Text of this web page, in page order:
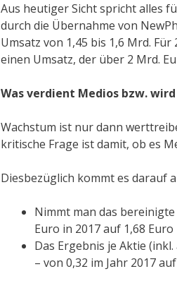
Aus heutiger Sicht spricht alles
durch die Übernahme von
Umsatz von 1,45 bis 1,6 Mrd.
einen Umsatz, der über 2 Mrd.
Was verdient Medios bzw.
Wachstum ist nur dann
kritische Frage ist damit, ob es
Diesbezüglich kommt es darauf
Nimmt man das bereinigte
Euro in 2017 auf 1,68
Das Ergebnis je Aktie
– von 0,32 im Jahr 2017